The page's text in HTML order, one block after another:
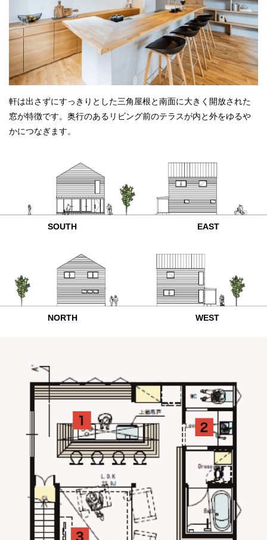
軒は出さずにすっきりとした三角屋根と南面に大きく開放された
窓が特徴です。奥行のあるリビング前のテラスが内と外をゆるや
かにつなぎます。
SOUTH EAST
NORTH WEST